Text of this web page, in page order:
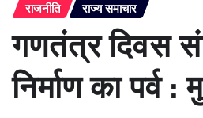
राजनीति राज्य समाचार
गणतंत्र दिवस
निर्माण का पर्व